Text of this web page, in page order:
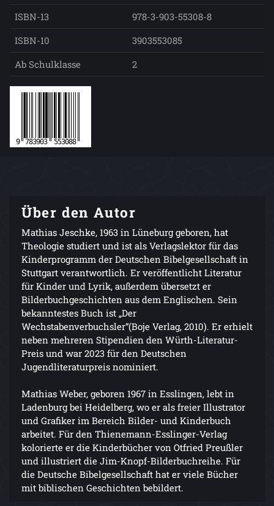
ISBN-13
978-3-903-55308-8
ISBN-10
3903553085
Ab Schulklasse
2
Über den Autor
Mathias Jeschke, 1963 in Lüneburg geboren, hat
Theologie studiert und ist als Verlagslektor für das
Kinderprogramm der Deutschen Bibelgesellschaft in
Stuttgart verantwortlich. Er veröffentlicht Literatur
für Kinder und Lyrik, außerdem übersetzt er
Bilderbuchgeschichten aus dem Englischen. Sein
bekanntestes Buch ist „Der
Wechstabenverbuchsler“(Boje Verlag, 2010). Er erhielt
neben mehreren Stipendien den Würth-Literatur-
Preis und war 2023 für den Deutschen
Jugendliteraturpreis nominiert.
Mathias Weber, geboren 1967 in Esslingen, lebt in
Ladenburg bei Heidelberg, wo er als freier Illustrator
und Grafiker im Bereich Bilder- und Kinderbuch
arbeitet. Für den Thienemann-Esslinger-Verlag
kolorierte er die Kinderbücher von Otfried Preußler
und illustriert die Jim-Knopf-Bilderbuchreihe. Für
die Deutsche Bibelgesellschaft hat er viele Bücher
mit biblischen Geschichten bebildert.